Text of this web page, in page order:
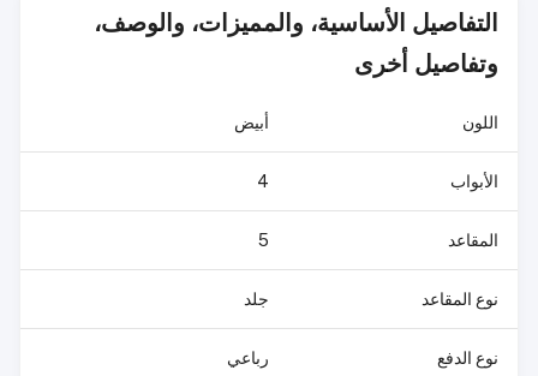
التفاصيل الأساسية، والمميزات، والوصف،
وتفاصيل أخرى
اللون أبيض
الأبواب 4
المقاعد 5
نوع المقاعد جلد
نوع الدفع رباعي